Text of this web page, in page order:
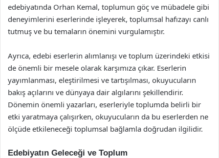
edebiyatında Orhan Kemal, toplumun göç ve mübadele gibi
deneyimlerini eserlerinde işleyerek, toplumsal hafızayı canlı
tutmuş ve bu temaların önemini vurgulamıştır.
Ayrıca, edebi eserlerin alımlanışı ve toplum üzerindeki etkisi
de önemli bir mesele olarak karşımıza çıkar. Eserlerin
yayımlanması, eleştirilmesi ve tartışılması, okuyucuların
bakış açılarını ve dünyaya dair algılarını şekillendirir.
Dönemin önemli yazarları, eserleriyle toplumda belirli bir
etki yaratmaya çalışırken, okuyucuların da bu eserlerden ne
ölçüde etkileneceği toplumsal bağlamla doğrudan ilgilidir.
Edebiyatın Geleceği ve Toplum